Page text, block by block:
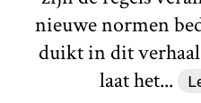
nieuwe normen
duikt in dit
laat het...